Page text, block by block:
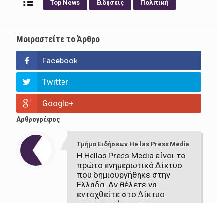
Top News Ειδήσεις Πολιτική
Μοιραστείτε το Άρθρο
Facebook
Twitter
Google+
Αρθρογράφος
Τμήμα Ειδήσεων Hellas Press Media
Η Hellas Press Media είναι το
πρώτο ενημερωτικό Δίκτυο
που δημιουργήθηκε στην
Ελλάδα. Αν θέλετε να
ενταχθείτε στο Δίκτυο